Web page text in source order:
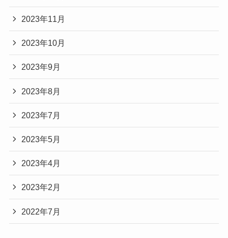
2023年11月
2023年10月
2023年9月
2023年8月
2023年7月
2023年5月
2023年4月
2023年2月
2022年7月